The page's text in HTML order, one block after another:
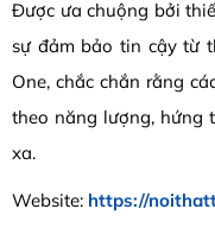
Được ưa chuộng bởi
sự đảm bảo tin cậy từ
One, chắc chắn rằng
theo năng lượng, hứng
xa.
Website: https://